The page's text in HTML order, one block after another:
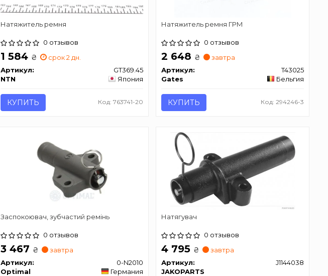
Натяжитель ремня
0 отзывов
1 584 ₴
срок 2 дн.
Артикул:
GT369.45
NTN
Япония
КУПИТЬ Код: 763741-20
Натяжитель ремня ГРМ
0 отзывов
2 648 ₴
завтра
Артикул:
T43025
Gates
Бельгия
КУПИТЬ Код: 294246-3
Заспокоювач, зубчастий ремінь
0 отзывов
3 467 ₴
завтра
Артикул:
0-N2010
Optimal
Германия
Натягувач
0 отзывов
4 795 ₴
завтра
Артикул:
J1144038
JAKOPARTS